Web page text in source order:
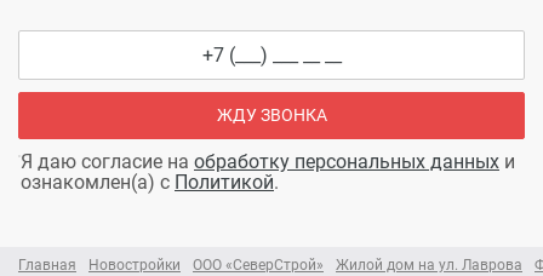
Главная Новостройки ООО «СеверСтрой» Жилой дом на ул. Лаврова
ЖДУ ЗВОНКА
Я даю согласие на обработку персональных данных и
ознакомлен(а) с Политикой.